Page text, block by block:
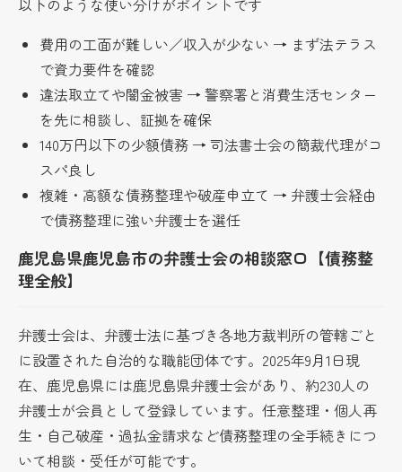
費用の工面が難しい／収入が少ない → まず法テラス
で資力要件を確認
違法取立てや闇金被害 → 警察署と消費生活センター
を先に相談し、証拠を確保
140万円以下の少額債務 → 司法書士会の簡裁代理がコ
スパ良し
複雑・高額な債務整理や破産申立て → 弁護士会経由
で債務整理に強い弁護士を選任
鹿児島県鹿児島市の弁護士会の相談窓口【債務整
理全般】
弁護士会は、弁護士法に基づき各地方裁判所の管轄ごと
に設置された自治的な職能団体です。2025年9月1日現
在、鹿児島県には鹿児島県弁護士会があり、約230人の
弁護士が会員として登録しています。任意整理・個人再
生・自己破産・過払金請求など債務整理の全手続きにつ
いて相談・受任が可能です。